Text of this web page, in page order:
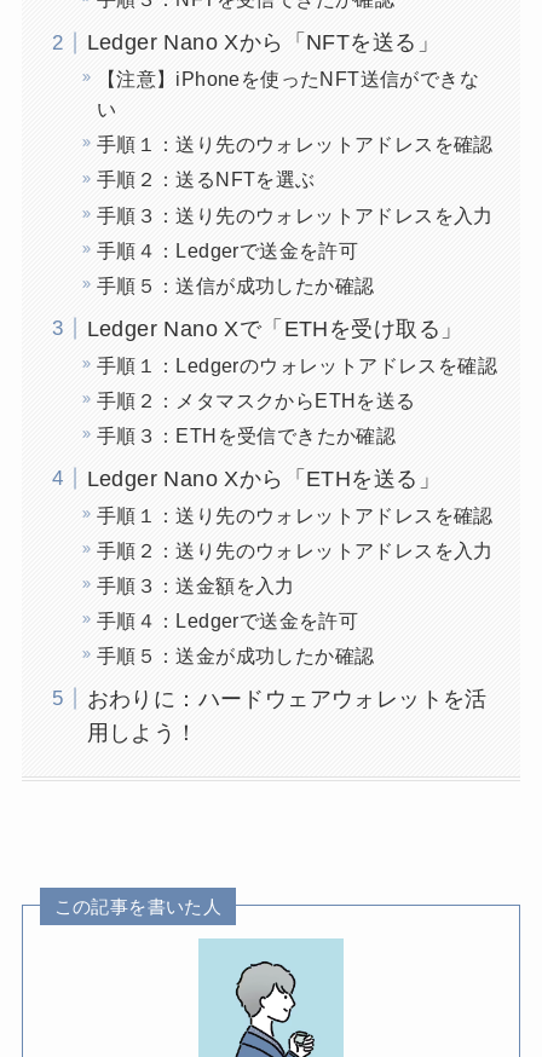
Ledger Nano Xから「NFTを送る」
【注意】iPhoneを使ったNFT送信ができな
い
手順１：送り先のウォレットアドレスを確認
手順２：送るNFTを選ぶ
手順３：送り先のウォレットアドレスを入力
手順４：Ledgerで送金を許可
手順５：送信が成功したか確認
Ledger Nano Xで「ETHを受け取る」
手順１：Ledgerのウォレットアドレスを確認
手順２：メタマスクからETHを送る
手順３：ETHを受信できたか確認
Ledger Nano Xから「ETHを送る」
手順１：送り先のウォレットアドレスを確認
手順２：送り先のウォレットアドレスを入力
手順３：送金額を入力
手順４：Ledgerで送金を許可
手順５：送金が成功したか確認
おわりに：ハードウェアウォレットを活
用しよう！
この記事を書いた人